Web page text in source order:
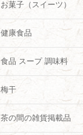
お菓子（スイーツ）
健康食品
食品 スープ 調味料
梅干
茶の間の雑貨掲載品